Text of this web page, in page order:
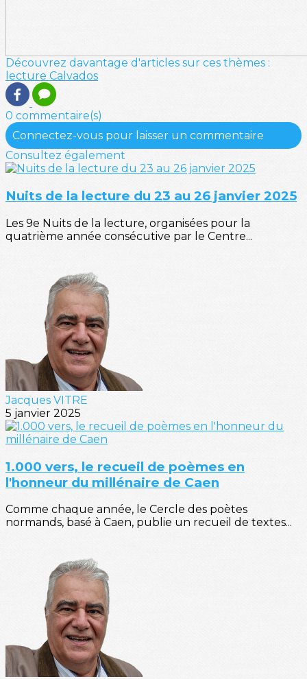
Découvrez davantage d'articles sur ces thèmes :
lecture Calvados
0 commentaire(s)
Connectez-vous pour laisser un commentaire
Consultez également
Nuits de la lecture du 23 au 26 janvier 2025
Les 9e Nuits de la lecture, organisées pour la
quatrième année consécutive par le Centre...
Jacques VITRE
5 janvier 2025
1.000 vers, le recueil de poèmes en
l'honneur du millénaire de Caen
Comme chaque année, le Cercle des poètes
normands, basé à Caen, publie un recueil de textes...